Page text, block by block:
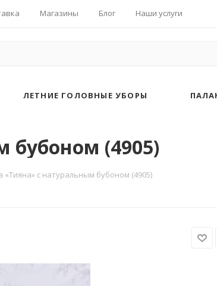
Магазины Блог Наши услуги
ЛЕТНИЕ ГОЛОВНЫЕ УБОРЫ
бубоном (4905)
«Тияна» с натуральным бубоном (4905)